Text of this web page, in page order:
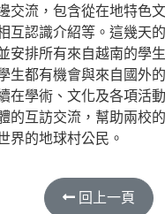
交流，包含從在地特色
互認識介紹等。這幾天
安排所有來自越南的學
生都有機會與來自國外
在學術、文化及各項活
的互訪交流，幫助兩校
界的地球村公民。
回上一頁